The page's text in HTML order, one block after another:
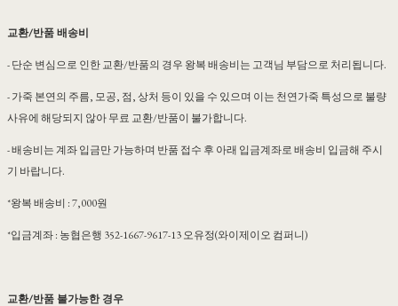
교환/반품 배송비
- 단순 변심으로 인한 교환/반품의 경우 왕복 배송비는 고객님 부담으로 처리됩니다.
- 가죽 본연의 주름, 모공, 점, 상처 등이 있을 수 있으며 이는 천연가죽 특성으로 불량
사유에 해당되지 않아 무료 교환/반품이 불가합니다.
- 배송비는 계좌 입금만 가능하며 반품 접수 후 아래 입금계좌로 배송비 입금해 주시
기 바랍니다.
*왕복 배송비 : 7,000원
*입금계좌 : 농협은행 352-1667-9617-13 오유정(와이제이오 컴퍼니)
교환/반품 불가능한 경우